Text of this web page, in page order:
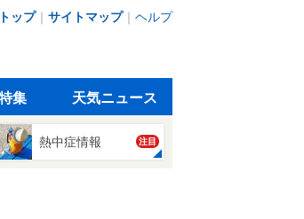
ップ｜ サイトマップ｜ ヘルプ
集 天気ニュース
熱中症情報 注目